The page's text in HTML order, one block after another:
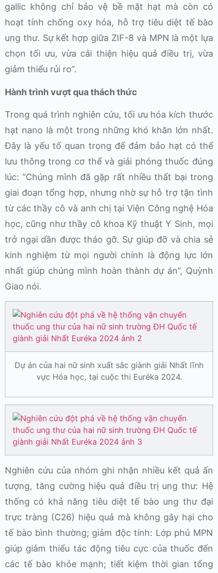
gallic không chỉ bảo vệ bề mặt hạt mà còn có
hoạt tính chống oxy hóa, hỗ trợ tiêu diệt tế bào
ung thư. Sự kết hợp giữa ZIF-8 và MPN là một lựa
chọn tối ưu, vừa cải thiện hiệu quả điều trị, vừa
giảm thiểu rủi ro”.
Hành trình vượt qua thách thức
Trong quá trình nghiên cứu, tối ưu hóa kích thước
hạt nano là một trong những khó khăn lớn nhất.
Đây là yếu tố quan trọng để đảm bảo hạt có thể
lưu thông trong cơ thể và giải phóng thuốc đúng
lúc: “Chúng mình đã gặp rất nhiều thất bại trong
giai đoạn tổng hợp, nhưng nhờ sự hỗ trợ tận tình
từ các thầy cô và anh chị tại Viện Công nghệ Hóa
học, cũng như thầy cô khoa Kỹ thuật Y Sinh, mọi
trở ngại dần được tháo gỡ. Sự giúp đỡ và chia sẻ
kinh nghiệm từ mọi người chính là động lực lớn
nhất giúp chúng mình hoàn thành dự án”, Quỳnh
Giao nói.
Dự án của hai nữ sinh xuất sắc giành giải Nhất lĩnh
vực Hóa học, tại cuộc thi Euréka 2024.
Nghiên cứu của nhóm ghi nhận nhiều kết quả ấn
tượng, tăng cường hiệu quả điều trị ung thư: Hệ
thống có khả năng tiêu diệt tế bào ung thư đại
trực tràng (C26) hiệu quả mà không gây hại cho
tế bào bình thường; giảm độc tính: Lớp phủ MPN
giúp giảm thiểu tác động tiêu cực của thuốc đến
các tế bào khỏe mạnh; tiết kiệm thời gian tổng